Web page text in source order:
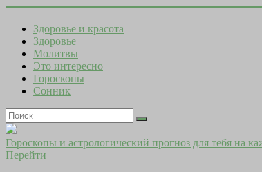
Здоровье и красота
Здоровье
Молитвы
Это интересно
Гороскопы
Сонник
Гороскопы и астрологический прогноз для тебя на
Перейти